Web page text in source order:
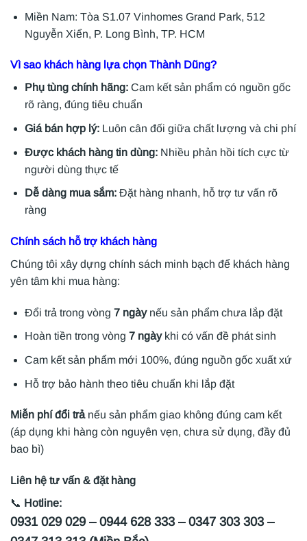
Miền Nam: Tòa S1.07 Vinhomes Grand Park, 512
Nguyễn Xiển, P. Long Bình, TP. HCM
Vì sao khách hàng lựa chọn Thành Dũng?
Phụ tùng chính hãng:Cam kết sản phẩm có nguồn gốc
rõ ràng, đúng tiêu chuẩn
Giá bán hợp lý:Luôn cân đối giữa chất lượng và chi phí
Được khách hàng tin dùng:Nhiều phản hồi tích cực từ
người dùng thực tế
Dễ dàng mua sắm:Đặt hàng nhanh, hỗ trợ tư vấn rõ
ràng
Chính sách hỗ trợ khách hàng
Chúng tôi xây dựng chính sách minh bạch để khách hàng
yên tâm khi mua hàng:
Đổi trả trong vòng 7 ngàynếu sản phẩm chưa lắp đặt
Hoàn tiền trong vòng 7 ngàykhi có vấn đề phát sinh
Cam kết sản phẩm mới 100%, đúng nguồn gốc xuất xứ
Hỗ trợ bảo hành theo tiêu chuẩn khi lắp đặt
Miễn phí đổi trảnếu sản phẩm giao không đúng cam kết
(áp dụng khi hàng còn nguyên vẹn, chưa sử dụng, đầy đủ
bao bì)
Liên hệ tư vấn & đặt hàng
📞 Hotline:
0931 029 029 – 0944 628 333 – 0347 303 303 –